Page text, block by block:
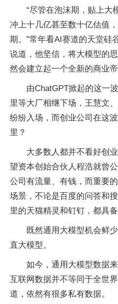
“尽管在泡沫期，贴上大
冲上十几亿甚至数十亿估值
期。”常年看AI赛道的天堂硅
说道，他坚信，将大模型的
然会建立起一个全新的商业帝
由ChatGPT掀起的这一
里等大厂相继下场，王慧文
纷纷入场，而创业公司在这
里？
大多数人都并不看好创
望资本创始合伙人程浩就曾
公司有流量、有钱，而重要
场景，不论是百度的问答和
里的天猫精灵和钉钉，都具
既然通用大模型机会鲜
直大模型。
如今，通用大模型数据
互联网数据并不等同于全世
道，依然有很多私有数据。